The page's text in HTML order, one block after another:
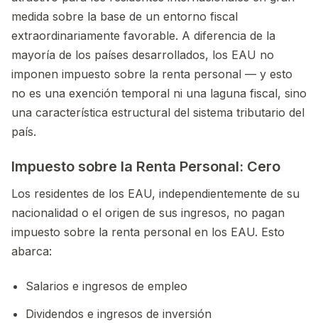
medida sobre la base de un entorno fiscal
extraordinariamente favorable. A diferencia de la
mayoría de los países desarrollados, los EAU no
imponen impuesto sobre la renta personal — y esto
no es una exención temporal ni una laguna fiscal, sino
una característica estructural del sistema tributario del
país.
Impuesto sobre la Renta Personal: Cero
Los residentes de los EAU, independientemente de su
nacionalidad o el origen de sus ingresos, no pagan
impuesto sobre la renta personal en los EAU. Esto
abarca:
Salarios e ingresos de empleo
Dividendos e ingresos de inversión